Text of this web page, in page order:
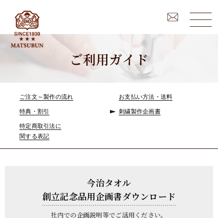
ご利用ガイド
ご注文～製作の流れ お支払い方法・送料
特典・割引 刺繍製作企画書
特定商取引法に
関する表記
今治タオル
創立記念品用企画書ダウンロード
社内での企画説明等でご活用ください。